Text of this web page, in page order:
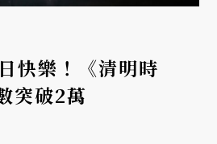
快樂！《清明時
突破2萬